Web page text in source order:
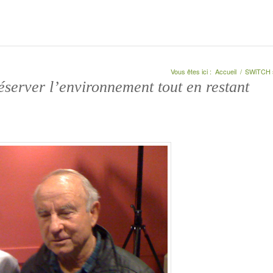
Vous êtes ici : Accueil / SWiTCH
l’environnement tout en restant